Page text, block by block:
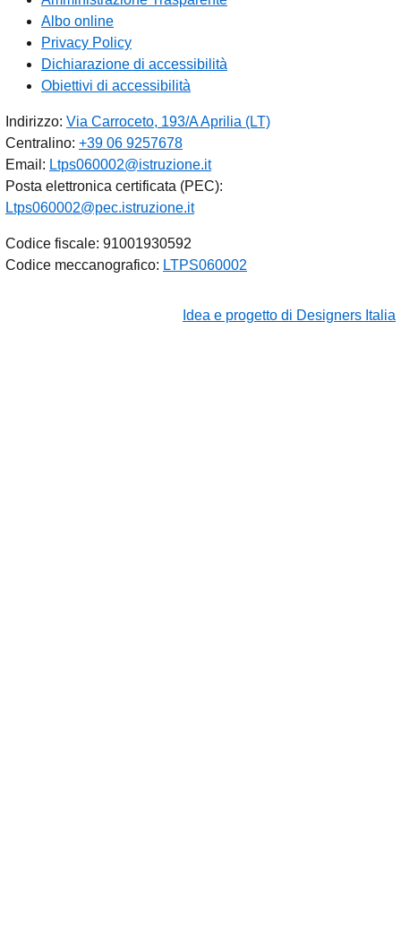
Albo online
Privacy Policy
Dichiarazione di accessibilità
Obiettivi di accessibilità
Indirizzo: Via Carroceto, 193/A Aprilia (LT)
Centralino: +39 06 9257678
Email: Ltps060002@istruzione.it
Posta elettronica certificata (PEC):
Ltps060002@pec.istruzione.it
Codice fiscale: 91001930592
Codice meccanografico: LTPS060002
Idea e progetto di Designers Italia